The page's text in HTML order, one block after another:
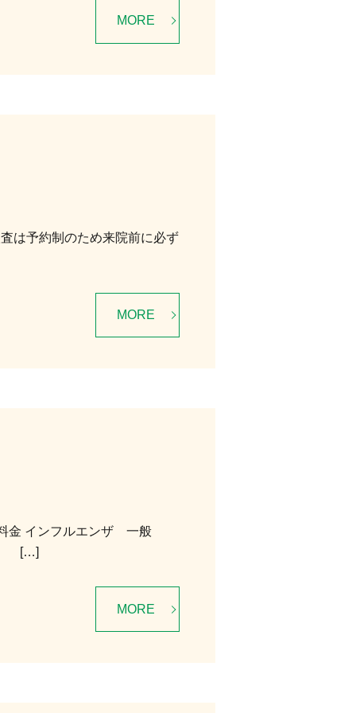
MORE
は予約制のため来院前に必ず
MORE
金 インフルエンザ 一般
[…]
MORE